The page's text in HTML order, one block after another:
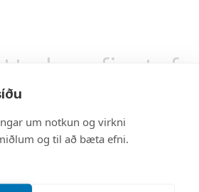
um notkun og virkni
og til að bæta efni.
og